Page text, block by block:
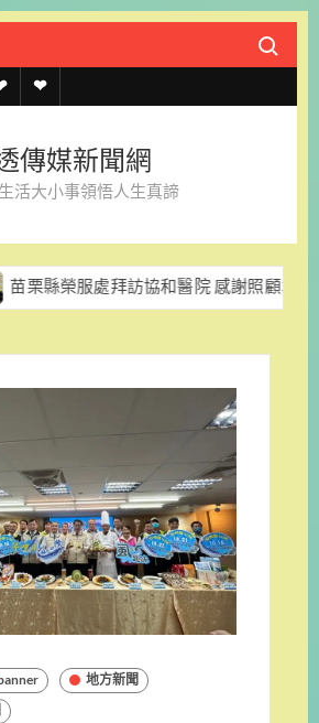
Search
聯
我
官
LINE
傳媒新聞網
活大小事領悟人生真諦
訪協和醫院 感謝照顧本地榮民眷
地方新聞